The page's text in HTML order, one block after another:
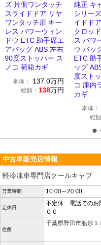
ズ 片側ワンタッチ
スライドドア リヤ
ワンタッチ扉 キー
レス パワーウィン
ドウ ETC 助手席エ
アバッグ ABS 左右
90度ストッパー ス
ノコ 荷箱カギ
本体： 137.0万円
総額： 138万円
純正 キ
シリー
イドド
クロッ
ス パワ
ウ バッ
ETC 助
ッグ
度スト
コ 庫内
カギ
本体：
総額
中古車販売店情報
軽冷凍車専門店クールキャブ
営業時間 10:00～20:00
定休日
不定休 電話でのお
００
住所
千葉県野田市船形１